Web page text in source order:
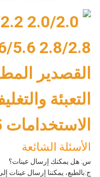
الأسئلة الشائعة
س: هل يمكنك إرسال عينات؟
ج:بالطبع، يمكننا إرسال عينات